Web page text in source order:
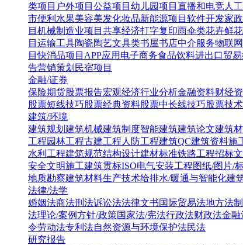
类项目 户外项目 公益项目 幼儿园项目 直播和电竞人
市便利水果美容美发化妆品新能源项目 软件开发家
目 机械制造业项目 共享经济打字复印雨伞类花卉鲜花
目 运输工具陶瓷陶艺文具类书屋书店中介服务物联
目快消品项目 APP应用 电子商务食品饮料进出口贸易
告营销策划 民宿项目
金融/证券
保险期货股票报告宏观经济行业分析金融资料财经
股票短线技巧股票经典资料股票中长线技巧股票技
建筑/环境
建筑规划 建筑机械建筑制度智能建筑建筑论文建筑
工程园林工程古建工程 人防工程建筑QC建筑资料施
水利工程建筑规范结构设计建材标准铁路工程招标
安全文明施工建筑贯标ISO电气安装工程图纸/图片/
地质勘察建筑材料生产技术给排水/暖通与智能化建
法律/法学
婚姻法商法刑法诉讼法法律文书国际贸易法地方法制
法理论/案例方针/政策国家法/宪法行政法财政法金融
令劳动法专利法自然资源与环境保护法民法
研究报告